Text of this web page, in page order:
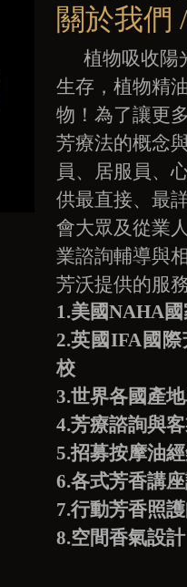
關於我們
植物吸收陽
生存，植物精
物！為了讓更
芳療法的概念
員、居服員、
供最直接、最
會大眾及從業
業諮詢輔導與
芳沃提供的服務
1.美國NAHA
2.英國IFA國
校
3.世界各國產
4.芳療諮詢與
5.招募按摩油
6.各式芳香講
7.行動芳香照
8.空間香氣設計